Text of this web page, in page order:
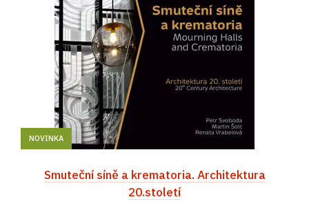
NOVINKA
Smuteční síně a krematoria. Architektura
20.století